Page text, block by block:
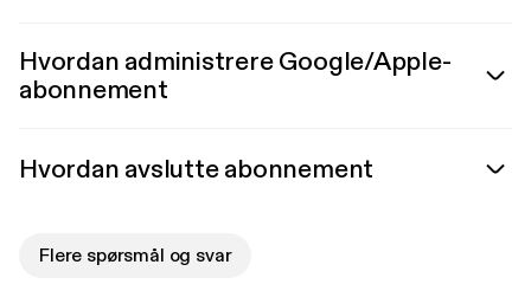
Hvordan administrere Google/Apple-
abonnement
Hvordan avslutte abonnement
Flere spørsmål og svar